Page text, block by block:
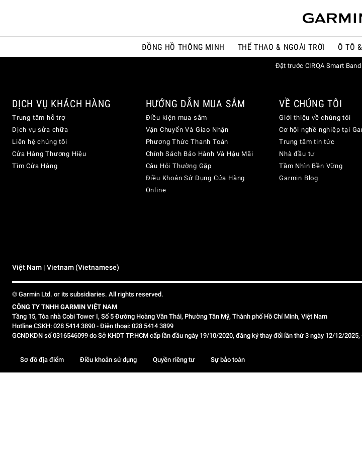
ĐỒNG HỒ THÔNG MINH THỂ THAO & NGOÀI TRỜI Ô TÔ
Đặt trước CIRQA Smart
DỊCH VỤ KHÁCH HÀNG
Trung tâm hỗ trợ
Dịch vụ sửa chữa
Liên hệ chúng tôi
Cửa Hàng Thương Hiệu
Tìm Cửa Hàng
HƯỚNG DẪN MUA SẮM
Điều kiện mua sắm
Vận Chuyển Và Giao Nhận
Phương Thức Thanh Toán
Chính Sách Bảo Hành Và Hậu Mãi
Câu Hỏi Thường Gặp
Điều Khoản Sử Dụng Cửa Hàng
Online
VỀ CHÚNG TÔI
Giới thiệu về chúng tôi
Cơ hội nghề nghiệp tại
Trung tâm tin tức
Nhà đầu tư
Tầm Nhìn Bền Vững
Garmin Blog
Việt Nam | Vietnam (Vietnamese)
© Garmin Ltd. or its subsidiaries. All rights reserved.
CÔNG TY TNHH GARMIN VIỆT NAM
Tầng 15, Tòa nhà Cobi Tower I, Số 5 Đường Hoàng Văn Thái, Phường Tân Mỹ, Thành phố Hồ Chí Minh, Việt Nam
Hotline CSKH: 028 5414 3890 - Điện thoại: 028 5414 3899
GCNDKDN số 0316546099 do Sở KHDT TP.HCM cấp lần đầu ngày 19/10/2020, đăng ký thay đổi lần thứ 3 ngày 12/12/
Sơ đồ địa điểm Điều khoản sử dụng Quyền riêng tư Sự bảo toàn